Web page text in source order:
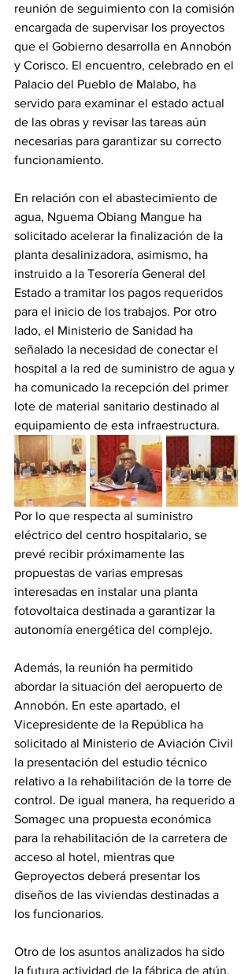
reunión de seguimiento con la comisión
encargada de supervisar los proyectos
que el Gobierno desarrolla en Annobón
y Corisco. El encuentro, celebrado en el
Palacio del Pueblo de Malabo, ha
servido para examinar el estado actual
de las obras y revisar las tareas aún
necesarias para garantizar su correcto
funcionamiento.
En relación con el abastecimiento de
agua, Nguema Obiang Mangue ha
solicitado acelerar la finalización de la
planta desalinizadora, asimismo, ha
instruido a la Tesorería General del
Estado a tramitar los pagos requeridos
para el inicio de los trabajos. Por otro
lado, el Ministerio de Sanidad ha
señalado la necesidad de conectar el
hospital a la red de suministro de agua y
ha comunicado la recepción del primer
lote de material sanitario destinado al
equipamiento de esta infraestructura.
Por lo que respecta al suministro
eléctrico del centro hospitalario, se
prevé recibir próximamente las
propuestas de varias empresas
interesadas en instalar una planta
fotovoltaica destinada a garantizar la
autonomía energética del complejo.
Además, la reunión ha permitido
abordar la situación del aeropuerto de
Annobón. En este apartado, el
Vicepresidente de la República ha
solicitado al Ministerio de Aviación Civil
la presentación del estudio técnico
relativo a la rehabilitación de la torre de
control. De igual manera, ha requerido a
Somagec una propuesta económica
para la rehabilitación de la carretera de
acceso al hotel, mientras que
Geproyectos deberá presentar los
diseños de las viviendas destinadas a
los funcionarios.
Otro de los asuntos analizados ha sido
la futura actividad de la fábrica de atún.